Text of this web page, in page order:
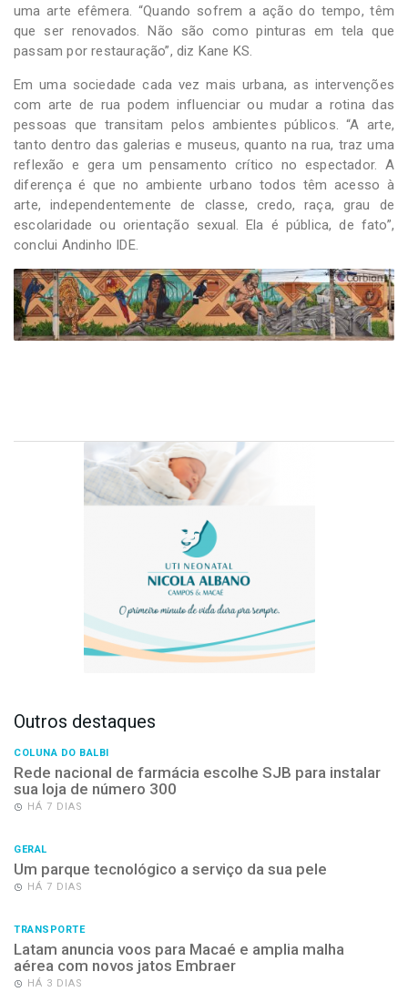
uma arte efêmera. “Quando sofrem a ação do tempo, têm
que ser renovados. Não são como pinturas em tela que
passam por restauração”, diz Kane KS.
Em uma sociedade cada vez mais urbana, as intervenções
com arte de rua podem influenciar ou mudar a rotina das
pessoas que transitam pelos ambientes públicos. “A arte,
tanto dentro das galerias e museus, quanto na rua, traz uma
reflexão e gera um pensamento crítico no espectador. A
diferença é que no ambiente urbano todos têm acesso à
arte, independentemente de classe, credo, raça, grau de
escolaridade ou orientação sexual. Ela é pública, de fato”,
conclui Andinho IDE.
Outros destaques
COLUNA DO BALBI
Rede nacional de farmácia escolhe SJB para instalar
sua loja de número 300
HÁ 7 DIAS
GERAL
Um parque tecnológico a serviço da sua pele
HÁ 7 DIAS
TRANSPORTE
Latam anuncia voos para Macaé e amplia malha
aérea com novos jatos Embraer
HÁ 3 DIAS